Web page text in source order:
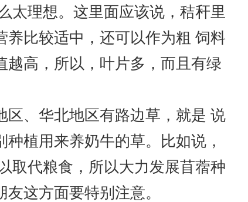
太理想。这里面应该说，秸秆里
比较适中，还可以作为粗 饲料
高，所以，叶片多，而且有绿
、华北地区有路边草，就是 说
植用来养奶牛的草。比如说，
取代粮食，所以大力发展苜蓿种
这方面要特别注意。